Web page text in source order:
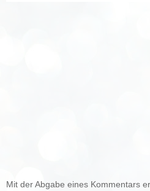
Mit der Abgabe eines Kommentars